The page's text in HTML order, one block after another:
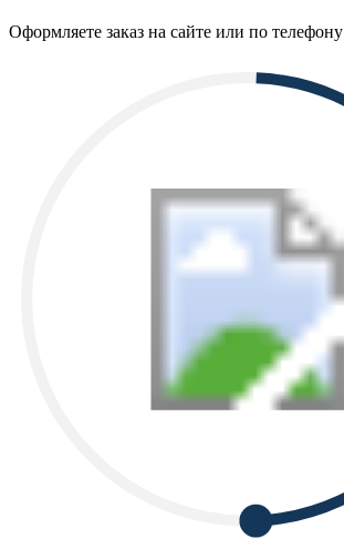
Оформляете заказ на сайте или по телефону